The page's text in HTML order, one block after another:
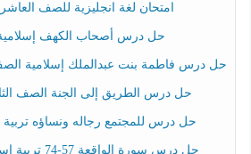
امتحان لغة انجليزية للصف
حل درس أصحاب الكهف
حل درس فاطمة بنت عبدالملك إسلامية
حل درس الطريق إلى الجنة الصف
حل درس للمجتمع رجاله ونساؤه
حل درس سورة الواقعة 57-74 تربية اسلامية الصف التاسع